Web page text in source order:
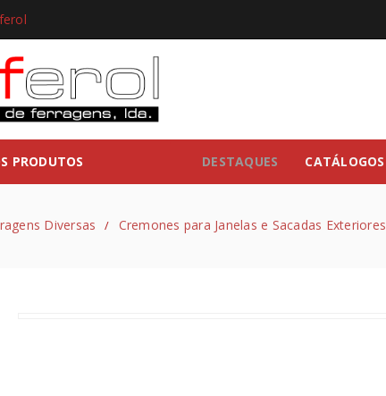
PRODUTOS DESTAQUES CATÁLOGOS
Diversas / Cremones para Janelas e Sacadas Exteriores